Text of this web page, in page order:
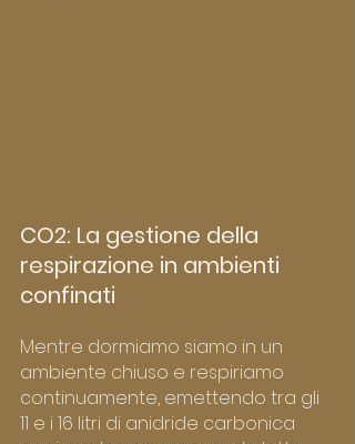
CO2: La gestione della
respirazione in ambienti
confinati
Mentre dormiamo siamo in un
ambiente chiuso e respiriamo
continuamente, emettendo tra gli
11 e i 16 litri di anidride carbonica